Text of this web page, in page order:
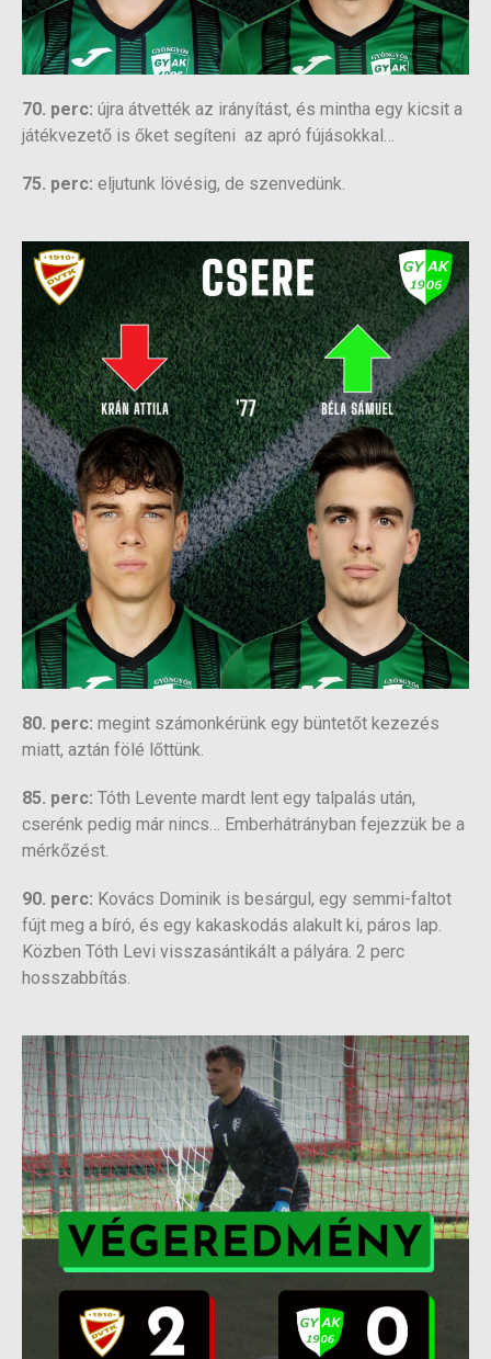
70. perc: újra átvették az irányítást, és mintha egy kicsit a
játékvezető is őket segíteni az apró fújásokkal…
75. perc: eljutunk lövésig, de szenvedünk.
80. perc: megint számonkérünk egy büntetőt kezezés
miatt, aztán fölé lőttünk.
85. perc: Tóth Levente mardt lent egy talpalás után,
cserénk pedig már nincs… Emberhátrányban fejezzük be a
mérkőzést.
90. perc: Kovács Dominik is besárgul, egy semmi-faltot
fújt meg a bíró, és egy kakaskodás alakult ki, páros lap.
Közben Tóth Levi visszasántikált a pályára. 2 perc
hosszabbítás.